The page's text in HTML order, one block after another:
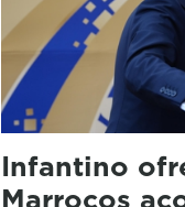
Infantino
Marrocos